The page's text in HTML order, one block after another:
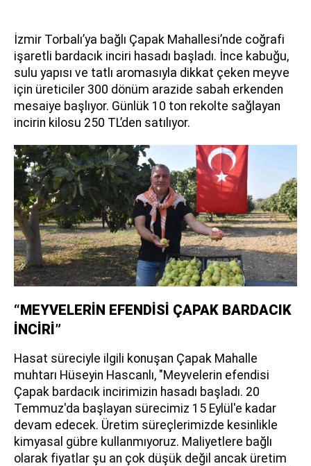
İzmir Torbalı’ya bağlı Çapak Mahallesi’nde coğrafi
işaretli bardacık inciri hasadı başladı. İnce kabuğu,
sulu yapısı ve tatlı aromasıyla dikkat çeken meyve
için üreticiler 300 dönüm arazide sabah erkenden
mesaiye başlıyor. Günlük 10 ton rekolte sağlayan
incirin kilosu 250 TL’den satılıyor.
“MEYVELERİN EFENDİSİ ÇAPAK BARDACIK
İNCİRİ”
Hasat süreciyle ilgili konuşan Çapak Mahalle
muhtarı Hüseyin Hascanlı, "Meyvelerin efendisi
Çapak bardacık incirimizin hasadı başladı. 20
Temmuz'da başlayan sürecimiz 15 Eylül'e kadar
devam edecek. Üretim süreçlerimizde kesinlikle
kimyasal gübre kullanmıyoruz. Maliyetlere bağlı
olarak fiyatlar şu an çok düşük değil ancak üretim